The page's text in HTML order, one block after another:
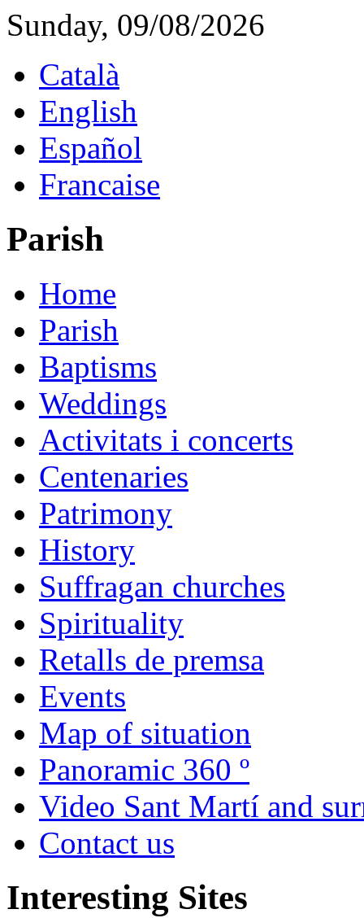
Sunday, 09/08/2026
Català
English
Español
Francaise
Parish
Home
Parish
Baptisms
Weddings
Activitats i concerts
Centenaries
Patrimony
History
Suffragan churches
Spirituality
Retalls de premsa
Events
Map of situation
Panoramic 360 º
Video Sant Martí and
Contact us
Interesting Sites